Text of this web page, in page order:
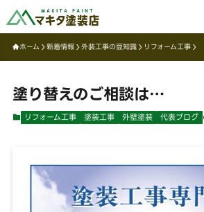
ホーム 新着情報 外装工事の豆知識 リフォーム工事
塗り替えのご相談は…
リフォーム工事 塗装工事 外壁塗装 代表ブログ